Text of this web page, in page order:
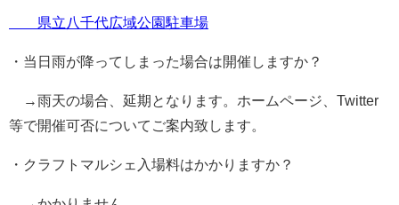
県立八千代広域公園駐車場
・当日雨が降ってしまった場合は開催しますか？
→雨天の場合、延期となります。ホームページ、Twitter
等で開催可否についてご案内致します。
・クラフトマルシェ入場料はかかりますか？